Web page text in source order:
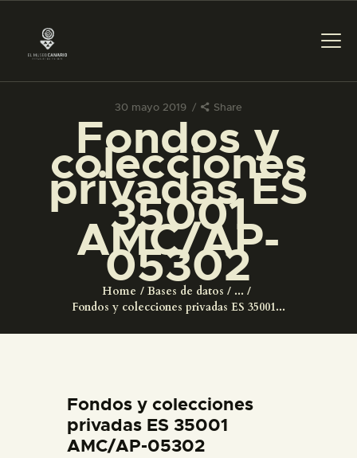
30 mayo 2019 Share
Fondos y
colecciones
privadas ES
35001
AMC/AP-
05302
Home Bases de datos
...
Fondos y colecciones privadas ES 35001...
PREPARAR LA VISITA
ACTIVIDADES
█
EL MUSEO
ESPAÑOL
Fondos y colecciones
privadas ES 35001
AMC/AP-05302